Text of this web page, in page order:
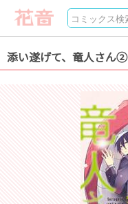
添い遂げて、竜人さん②